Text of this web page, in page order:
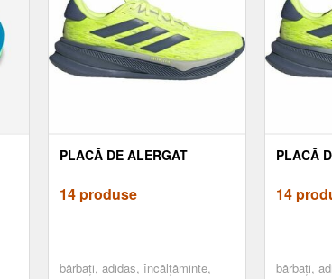
PLACĂ DE ALERGAT
14 produse
bărbați, adidas, încălțăminte,
PLACĂ
14
bărbați,